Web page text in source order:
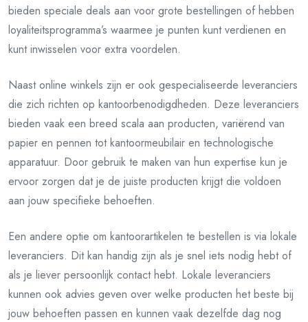
bieden speciale deals aan voor grote bestellingen of hebben
loyaliteitsprogramma’s waarmee je punten kunt verdienen en
kunt inwisselen voor extra voordelen.
Naast online winkels zijn er ook gespecialiseerde leveranciers
die zich richten op kantoorbenodigdheden. Deze leveranciers
bieden vaak een breed scala aan producten, variërend van
papier en pennen tot kantoormeubilair en technologische
apparatuur. Door gebruik te maken van hun expertise kun je
ervoor zorgen dat je de juiste producten krijgt die voldoen
aan jouw specifieke behoeften.
Een andere optie om kantoorartikelen te bestellen is via lokale
leveranciers. Dit kan handig zijn als je snel iets nodig hebt of
als je liever persoonlijk contact hebt. Lokale leveranciers
kunnen ook advies geven over welke producten het beste bij
jouw behoeften passen en kunnen vaak dezelfde dag nog